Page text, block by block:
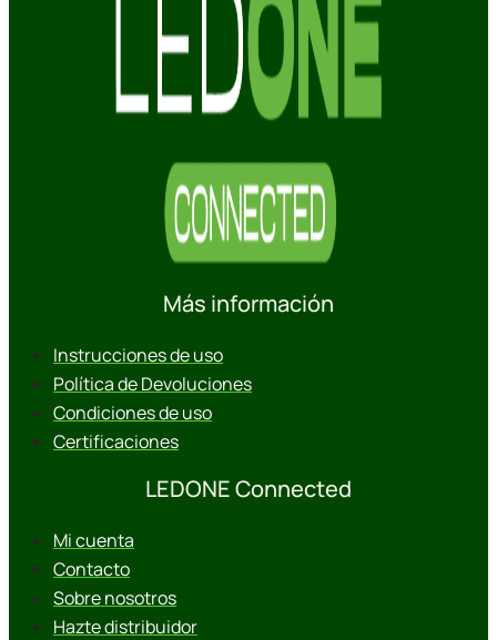
Más información
Instrucciones de uso
Política de Devoluciones
Condiciones de uso
Certificaciones
LEDONE Connected
Mi cuenta
Contacto
Sobre nosotros
Hazte distribuidor